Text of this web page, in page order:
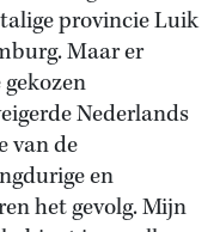
provincie Luik
Maar er
Nederlands
van de
en
het gevolg. Mijn